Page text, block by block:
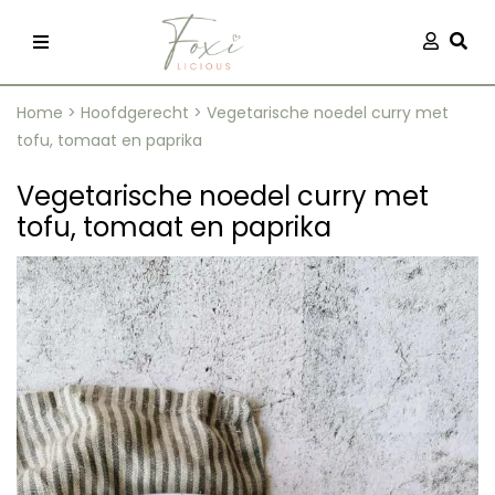
kleding
Home > Hoofdgerecht > Vegetarische noedel curry met
tofu, tomaat en paprika
Vegetarische noedel curry met
tofu, tomaat en paprika